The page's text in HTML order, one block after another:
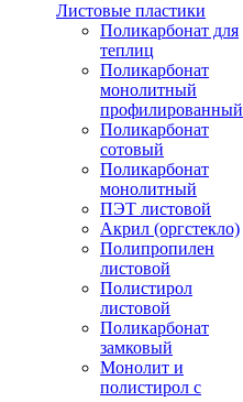
Листовые пластики
Поликарбонат для
теплиц
Поликарбонат
монолитный
профилированный
Поликарбонат
сотовый
Поликарбонат
монолитный
ПЭТ листовой
Акрил (оргстекло)
Полипропилен
листовой
Полистирол
листовой
Поликарбонат
замковый
Монолит и
полистирол с